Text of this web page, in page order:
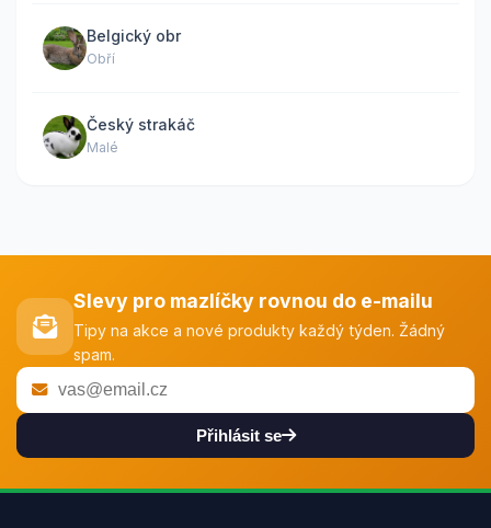
Belgický obr
Obří
Český strakáč
Malé
Slevy pro mazlíčky rovnou do e-mailu
Tipy na akce a nové produkty každý týden. Žádný
spam.
Přihlásit se